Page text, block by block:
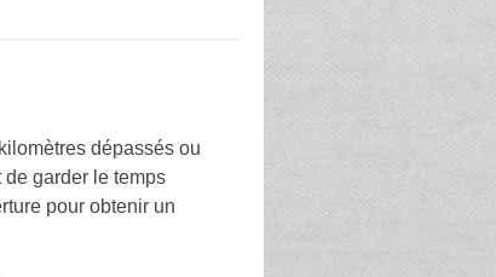
dépassés ou
garder le temps
pour obtenir un